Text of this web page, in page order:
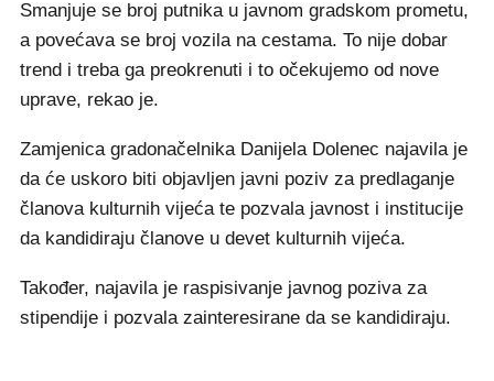
Smanjuje se broj putnika u javnom gradskom prometu,
a povećava se broj vozila na cestama. To nije dobar
trend i treba ga preokrenuti i to očekujemo od nove
uprave, rekao je.
Zamjenica gradonačelnika Danijela Dolenec najavila je
da će uskoro biti objavljen javni poziv za predlaganje
članova kulturnih vijeća te pozvala javnost i institucije
da kandidiraju članove u devet kulturnih vijeća.
Također, najavila je raspisivanje javnog poziva za
stipendije i pozvala zainteresirane da se kandidiraju.